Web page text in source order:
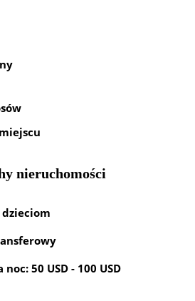
nieruchomości
50 USD - 100 USD